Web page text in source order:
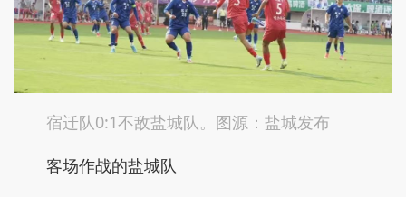
宿迁队0:1不敌盐城队。图源：盐城发布
客场作战的盐城队